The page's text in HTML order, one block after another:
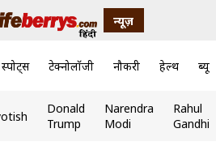
न्यूज़
स्पोर्ट्स टेक्नोलॉजी नौकरी हेल्थ
Donald
Trump
Narendra
Modi
Rahul
Gandhi